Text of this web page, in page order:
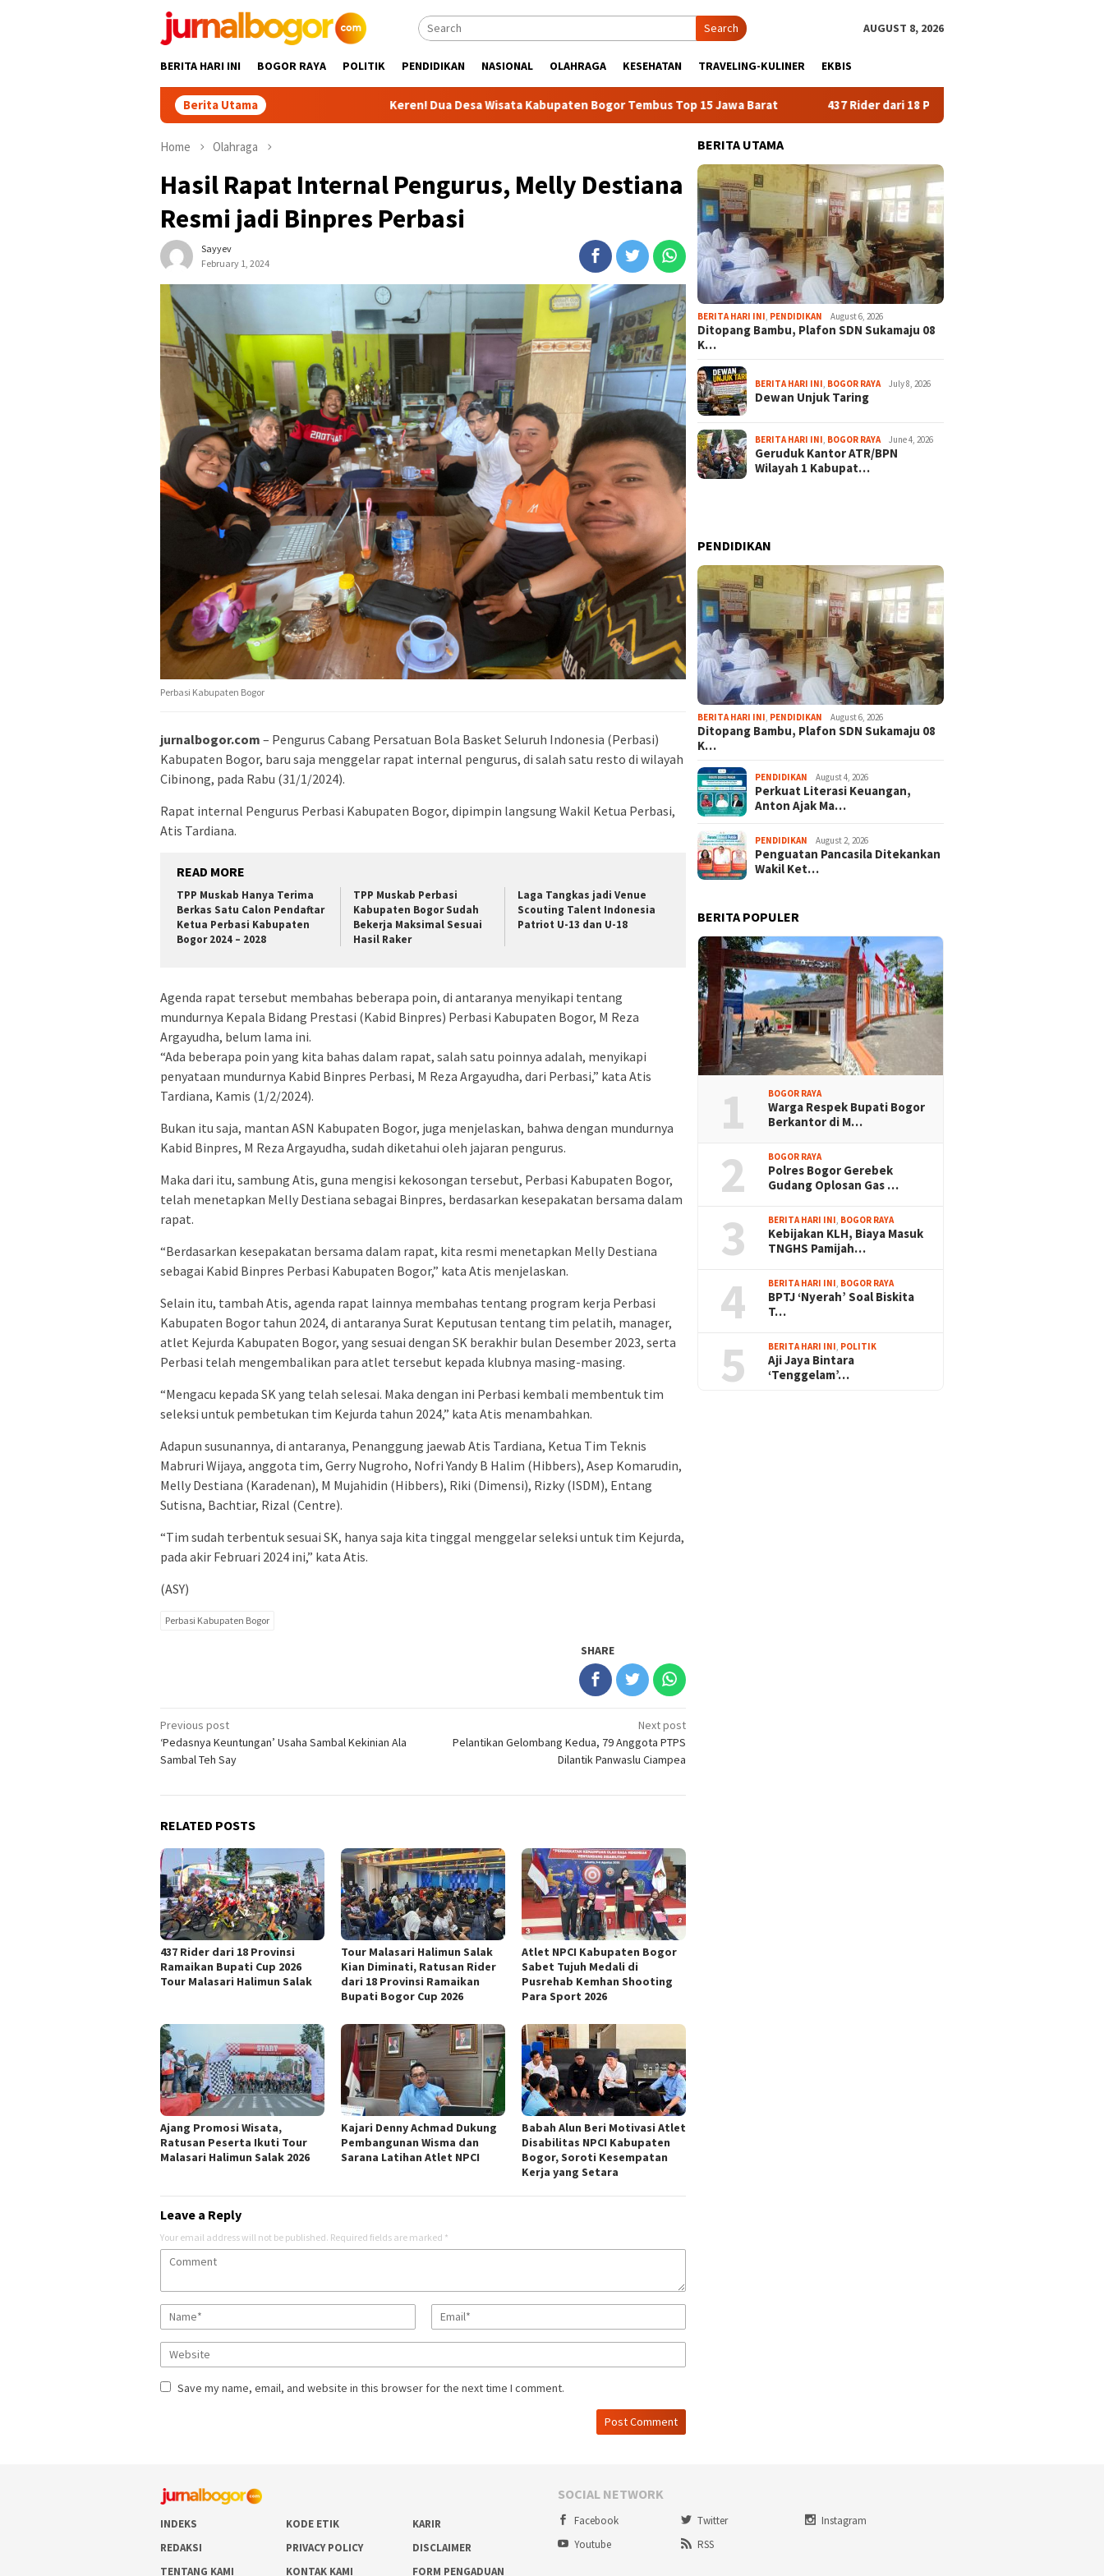
Search AUGUST 8, 2026
BERITA HARI INI BOGOR RAYA POLITIK PENDIDIKAN NASIONAL OLAHRAGA KESEHATAN TRAVELING-KULINER EKBIS
Berita Utama Keren! Dua Desa Wisata Kabupaten Bogor Tembus Top 15 Jawa Barat 437 Rider dari 18 Provinsi Ramaikan Bupati Cup 2026 Tour
Home Olahraga
Hasil Rapat Internal Pengurus, Melly Destiana
Resmi jadi Binpres Perbasi
Sayyev
February 1, 2024
Perbasi Kabupaten Bogor
jurnalbogor.com – Pengurus Cabang Persatuan Bola Basket Seluruh Indonesia (Perbasi)
Kabupaten Bogor, baru saja menggelar rapat internal pengurus, di salah satu resto di wilayah
Cibinong, pada Rabu (31/1/2024).
Rapat internal Pengurus Perbasi Kabupaten Bogor, dipimpin langsung Wakil Ketua Perbasi,
Atis Tardiana.
READ MORE
TPP Muskab Hanya Terima
Berkas Satu Calon Pendaftar
Ketua Perbasi Kabupaten
Bogor 2024 – 2028
TPP Muskab Perbasi
Kabupaten Bogor Sudah
Bekerja Maksimal Sesuai
Hasil Raker
Laga Tangkas jadi Venue
Scouting Talent Indonesia
Patriot U-13 dan U-18
Agenda rapat tersebut membahas beberapa poin, di antaranya menyikapi tentang
mundurnya Kepala Bidang Prestasi (Kabid Binpres) Perbasi Kabupaten Bogor, M Reza
Argayudha, belum lama ini.
“Ada beberapa poin yang kita bahas dalam rapat, salah satu poinnya adalah, menyikapi
penyataan mundurnya Kabid Binpres Perbasi, M Reza Argayudha, dari Perbasi,” kata Atis
Tardiana, Kamis (1/2/2024).
Bukan itu saja, mantan ASN Kabupaten Bogor, juga menjelaskan, bahwa dengan mundurnya
Kabid Binpres, M Reza Argayudha, sudah diketahui oleh jajaran pengurus.
Maka dari itu, sambung Atis, guna mengisi kekosongan tersebut, Perbasi Kabupaten Bogor,
telah menetapkan Melly Destiana sebagai Binpres, berdasarkan kesepakatan bersama dalam
rapat.
“Berdasarkan kesepakatan bersama dalam rapat, kita resmi menetapkan Melly Destiana
sebagai Kabid Binpres Perbasi Kabupaten Bogor,” kata Atis menjelaskan.
Selain itu, tambah Atis, agenda rapat lainnya membahas tentang program kerja Perbasi
Kabupaten Bogor tahun 2024, di antaranya Surat Keputusan tentang tim pelatih, manager,
atlet Kejurda Kabupaten Bogor, yang sesuai dengan SK berakhir bulan Desember 2023, serta
Perbasi telah mengembalikan para atlet tersebut kepada klubnya masing-masing.
“Mengacu kepada SK yang telah selesai. Maka dengan ini Perbasi kembali membentuk tim
seleksi untuk pembetukan tim Kejurda tahun 2024,” kata Atis menambahkan.
Adapun susunannya, di antaranya, Penanggung jaewab Atis Tardiana, Ketua Tim Teknis
Mabruri Wijaya, anggota tim, Gerry Nugroho, Nofri Yandy B Halim (Hibbers), Asep Komarudin,
Melly Destiana (Karadenan), M Mujahidin (Hibbers), Riki (Dimensi), Rizky (ISDM), Entang
Sutisna, Bachtiar, Rizal (Centre).
“Tim sudah terbentuk sesuai SK, hanya saja kita tinggal menggelar seleksi untuk tim Kejurda,
pada akir Februari 2024 ini,” kata Atis.
(ASY)
Perbasi Kabupaten Bogor
SHARE
Post
navigation
Previous post
‘Pedasnya Keuntungan’ Usaha Sambal Kekinian Ala
Sambal Teh Say
Next post
Pelantikan Gelombang Kedua, 79 Anggota PTPS
Dilantik Panwaslu Ciampea
RELATED POSTS
437 Rider dari 18 Provinsi
Ramaikan Bupati Cup 2026
Tour Malasari Halimun Salak
Tour Malasari Halimun Salak
Kian Diminati, Ratusan Rider
dari 18 Provinsi Ramaikan
Bupati Bogor Cup 2026
Atlet NPCI Kabupaten Bogor
Sabet Tujuh Medali di
Pusrehab Kemhan Shooting
Para Sport 2026
Ajang Promosi Wisata,
Ratusan Peserta Ikuti Tour
Malasari Halimun Salak 2026
Kajari Denny Achmad Dukung
Pembangunan Wisma dan
Sarana Latihan Atlet NPCI
Babah Alun Beri Motivasi Atlet
Disabilitas NPCI Kabupaten
Bogor, Soroti Kesempatan
Kerja yang Setara
Leave a Reply
Your email address will not be published. Required fields are marked *
Save my name, email, and website in this browser for the next time I comment.
BERITA UTAMA
BERITA HARI INI PENDIDIKAN August 6, 2026
Ditopang Bambu, Plafon SDN Sukamaju 08
K…
BERITA HARI INI BOGOR RAYA July 8, 2026
Dewan Unjuk Taring
BERITA HARI INI BOGOR RAYA June 4, 2026
Geruduk Kantor ATR/BPN
Wilayah 1 Kabupat…
PENDIDIKAN
BERITA HARI INI PENDIDIKAN August 6, 2026
Ditopang Bambu, Plafon SDN Sukamaju 08
K…
PENDIDIKAN August 4, 2026
Perkuat Literasi Keuangan,
Anton Ajak Ma…
PENDIDIKAN August 2, 2026
Penguatan Pancasila Ditekankan
Wakil Ket…
BERITA POPULER
1 BOGOR RAYA
Warga Respek Bupati Bogor
Berkantor di M…
2 BOGOR RAYA
Polres Bogor Gerebek
Gudang Oplosan Gas …
3 BERITA HARI INI, BOGOR RAYA
Kebijakan KLH, Biaya Masuk
TNGHS Pamijah…
4 BERITA HARI INI, BOGOR RAYA
BPTJ ‘Nyerah’ Soal Biskita
T…
5 BERITA HARI INI, POLITIK
Aji Jaya Bintara
‘Tenggelam’…
INDEKS KODE ETIK
KARIR
REDAKSI
PRIVACY POLICY
DISCLAIMER
TENTANG KAMI
KONTAK KAMI FORM PENGADUAN
SOCIAL NETWORK
Facebook Twitter
Instagram
Youtube
RSS